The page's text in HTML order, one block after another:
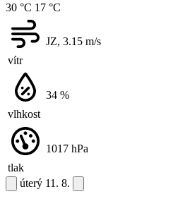
30 °C 17 °C
vítr
JZ, 3.15 m/s
vlhkost
34 %
tlak
1017 hPa
úterý 11. 8.